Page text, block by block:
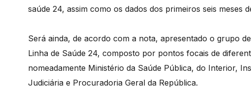
saúde 24, assim como os dados dos primeiros seis meses
Será ainda, de acordo com a nota, apresentado o grupo de
Linha de Saúde 24, composto por pontos focais de
nomeadamente Ministério da Saúde Pública, do Interior,
Judiciária e Procuradoria Geral da República.